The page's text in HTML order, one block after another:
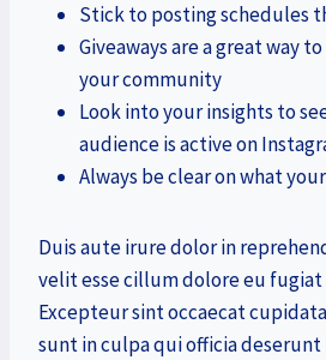
Stick to posting schedules
Giveaways are a great way
your community
Look into your insights to
audience is active on
Always be clear on what your
Duis aute irure dolor in
velit esse cillum dolore eu
Excepteur sint occaecat
sunt in culpa qui officia